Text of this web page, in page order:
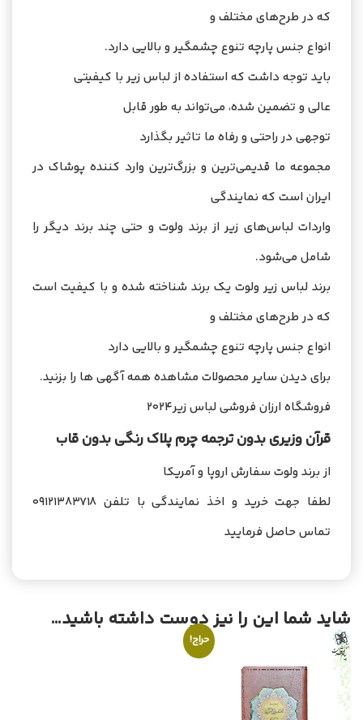
که در طرح‌های مختلف و
انواع جنس پارچه تنوع چشمگیر و بالایی دارد.
باید توجه داشت که استفاده از لباس زیر با کیفیتی
عالی و تضمین شده، می‌تواند به طور قابل
توجهی در راحتی و رفاه ما تاثیر بگذارد
مجموعه ما قدیمی‌ترین و بزرگ‌ترین وارد کننده پوشاک در
ایران است که نمایندگی
واردات لباس‌های زیر از برند ولوت و حتی چند برند دیگر را
شامل می‌شود.
برند لباس زیر ولوت یک برند شناخته شده و با کیفیت است
که در طرح‌های مختلف و
انواع جنس پارچه تنوع چشمگیر و بالایی دارد
برای دیدن سایر محصولات مشاهده همه آگهی ها را بزنید.
فروشگاه ارزان فروشی لباس زیر2024
قرآن وزیری بدون ترجمه چرم پلاک رنگی بدون قاب
از برند ولوت سفارش اروپا و آمریکا
لطفا جهت خرید و اخذ نمایندگی با تلفن 09121383718
تماس حاصل فرمایید
شاید شما این را نیز دوست داشته باشید…
حراج!